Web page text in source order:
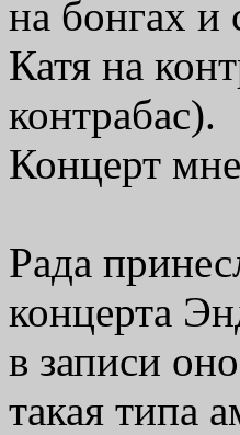
на бонгах и
Катя на
контрабас).
Концерт
Рада
концерта
в записи
такая типа